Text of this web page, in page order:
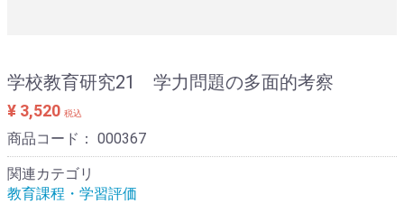
学校教育研究21 学力問題の多面的考察
¥ 3,520 税込
商品コード： 000367
関連カテゴリ
教育課程・学習評価